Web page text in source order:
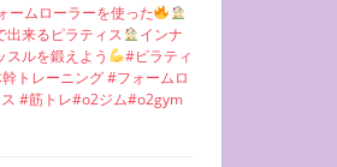
ームローラーを使った
出来るピラティス
インナ
スルを鍛えよう
#ピラティ
トレーニング #フォームロ
#筋トレ#o2ジム#o2gym